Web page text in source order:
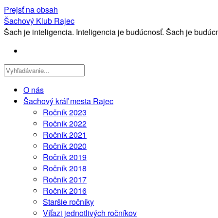
Prejsť na obsah
Šachový Klub Rajec
Šach je inteligencia. Inteligencia je budúcnosť. Šach je
O nás
Šachový kráľ mesta Rajec
Ročník 2023
Ročník 2022
Ročník 2021
Ročník 2020
Ročník 2019
Ročník 2018
Ročník 2017
Ročník 2016
Staršie ročníky
Víťazi jednotlivých ročníkov